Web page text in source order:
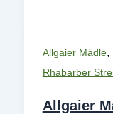
Allgaier Mädle,
Rhabarber
Allgaier